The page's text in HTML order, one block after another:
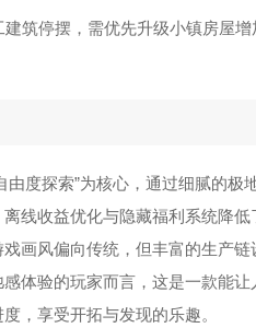
筑停摆，需优先升级小镇房屋
由度探索”为核心，通过细腻的
线收益优化与隐藏福利系统降
画风偏向传统，但丰富的生产
体验的玩家而言，这是一款能
，享受开拓与发现的乐趣。